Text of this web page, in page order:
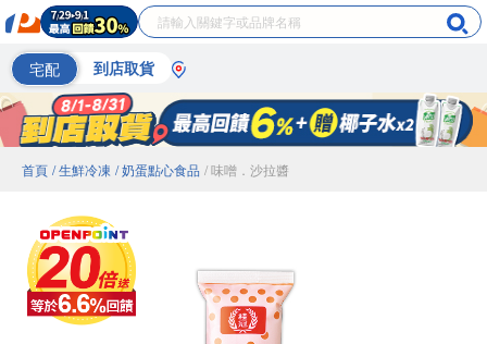
宅配 到店取貨
首頁 / 生鮮冷凍 / 奶蛋點心食品 / 味噌．沙拉醬